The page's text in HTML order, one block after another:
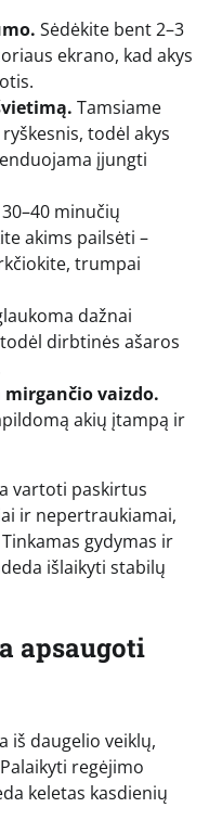
Sėdėkite bent 2–3
ekrano, kad akys
Tamsiame
todėl akys
įjungti
30–40 minučių
akims pailsėti –
trumpai
dažnai
dirbtinės ašaros
vaizdo.
akių įtampą ir
vartoti paskirtus
ir nepertraukiamai,
gydymas ir
išlaikyti stabilų
apsaugoti
iš daugelio veiklų,
regėjimo
keletas kasdienių